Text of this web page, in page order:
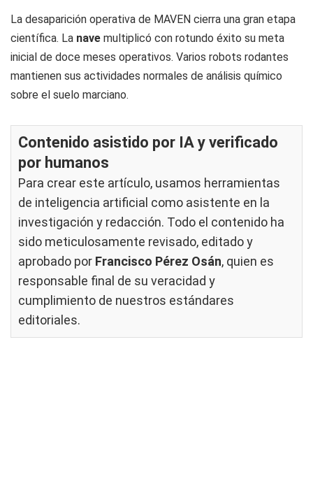
La desaparición operativa de MAVEN cierra una gran etapa
científica. La nave multiplicó con rotundo éxito su meta
inicial de doce meses operativos. Varios robots rodantes
mantienen sus actividades normales de análisis químico
sobre el suelo marciano.
Contenido asistido por IA y verificado
por humanos
Para crear este artículo, usamos herramientas
de inteligencia artificial como asistente en la
investigación y redacción. Todo el contenido ha
sido meticulosamente revisado, editado y
aprobado por Francisco Pérez Osán, quien es
responsable final de su veracidad y
cumplimiento de nuestros estándares
editoriales.